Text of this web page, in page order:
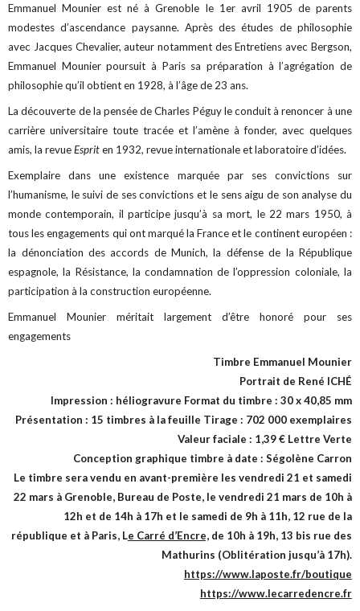
Emmanuel Mounier est né à Grenoble le 1er avril 1905 de parents
modestes d’ascendance paysanne. Après des études de philosophie
avec Jacques Chevalier, auteur notamment des Entretiens avec Bergson,
Emmanuel Mounier poursuit à Paris sa préparation à l’agrégation de
philosophie qu’il obtient en 1928, à l’âge de 23 ans.
La découverte de la pensée de Charles Péguy le conduit à renoncer à une
carrière universitaire toute tracée et l’amène à fonder, avec quelques
amis, la revueEspriten 1932, revue internationale et laboratoire d’idées.
Exemplaire dans une existence marquée par ses convictions sur
l’humanisme, le suivi de ses convictions et le sens aigu de son analyse du
monde contemporain, il participe jusqu’à sa mort, le 22 mars 1950, à
tous les engagements qui ont marqué la France et le continent européen :
la dénonciation des accords de Munich, la défense de la République
espagnole, la Résistance, la condamnation de l’oppression coloniale, la
participation à la construction européenne.
Emmanuel Mounier méritait largement d’être honoré pour ses
engagements
Timbre Emmanuel Mounier
Portrait de René ICHÉ
Impression : héliogravure Format du timbre : 30 x 40,85 mm
Présentation : 15 timbres à la feuille Tirage : 702 000 exemplaires
Valeur faciale : 1,39 € Lettre Verte
Conception graphique timbre à date : Ségolène Carron
Le timbre sera vendu en avant-première les vendredi 21 et samedi
22 mars à Grenoble, Bureau de Poste, le vendredi 21 mars de 10h à
12h et de 14h à 17h et le samedi de 9h à 11h, 12 rue de la
république et à Paris, Le Carré d’Encre,de 10h à 19h, 13 bis rue des
Mathurins (Oblitération jusqu’à 17h).
https://www.laposte.fr/boutique
https://www.lecarredencre.fr